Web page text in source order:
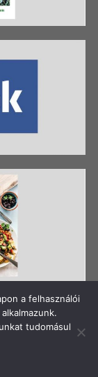
Kázmér
a felhasználói
tudomásul